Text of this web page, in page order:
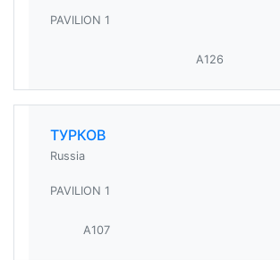
PAVILION 1
A126
ТУРКОВ
Russia
PAVILION 1
A107